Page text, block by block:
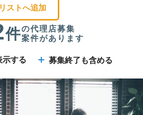
ストへ追加
件の代理店募集
案件があります
示する ＋ 募集終了も含める